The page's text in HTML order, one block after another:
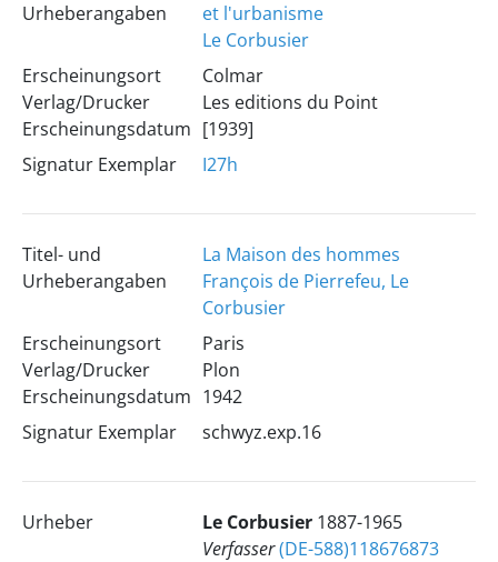
Urheberangaben
et l'urbanisme
Le Corbusier
Erscheinungsort
Verlag/Drucker
Erscheinungsdatum
Colmar
Les editions du Point
[1939]
Signatur Exemplar
I27h
Titel- und
Urheberangaben
La Maison des hommes
François de Pierrefeu, Le
Corbusier
Erscheinungsort
Verlag/Drucker
Erscheinungsdatum
Paris
Plon
1942
Signatur Exemplar
schwyz.exp.16
Urheber Le Corbusier 1887-1965
Verfasser(DE-588)118676873